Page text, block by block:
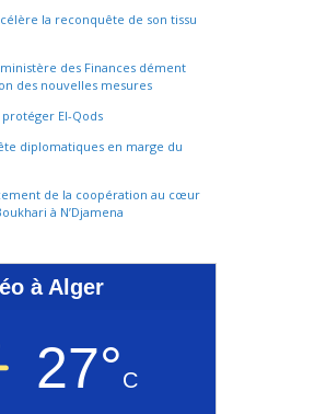
la reconquête de son tissu
des Finances dément
des nouvelles mesures
El-Qods
diplomatiques en marge du
de la coopération au cœur
à N’Djamena
à Alger
27°C